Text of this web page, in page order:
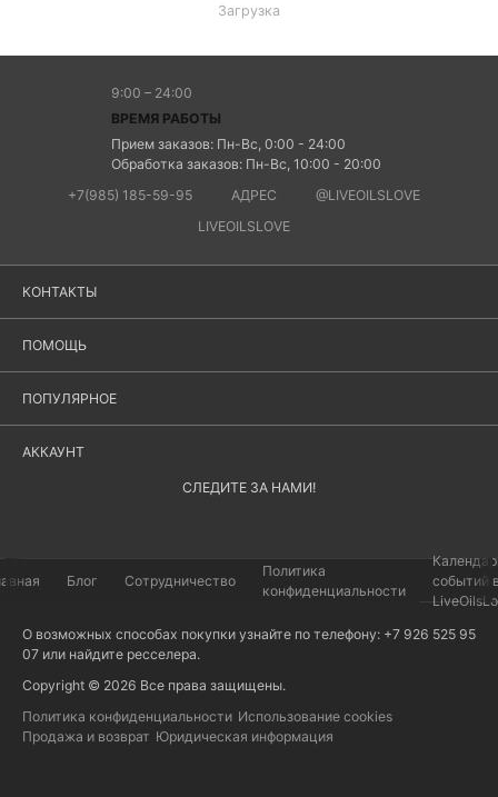
Загрузка
9:00 – 24:00
ВРЕМЯ РАБОТЫ
Прием заказов: Пн-Вс, 0:00 - 24:00
Обработка заказов: Пн-Вс, 10:00 - 20:00
+7(985) 185-59-95
АДРЕС
@LIVEOILSLOVE
LIVEOILSLOVE
КОНТАКТЫ
ПОМОЩЬ
ПОПУЛЯРНОЕ
АККАУНТ
СЛЕДИТЕ ЗА НАМИ!
Блог Сотрудничество
Политика
конфиденциальности
событий
О возможных способах покупки узнайте по телефону: +7 926 525 95
07 или найдите ресселера.
Copyright © 2026 Все права защищены.
Политика конфиденциальности Использование cookies
Продажа и возврат Юридическая информация